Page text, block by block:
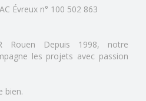
Évreux n° 100 502 863
Rouen Depuis 1998, notre
les projets avec passion
bien.